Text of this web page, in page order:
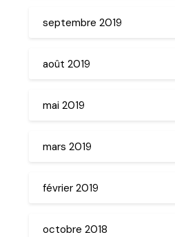
septembre 2019
août 2019
mai 2019
mars 2019
février 2019
octobre 2018